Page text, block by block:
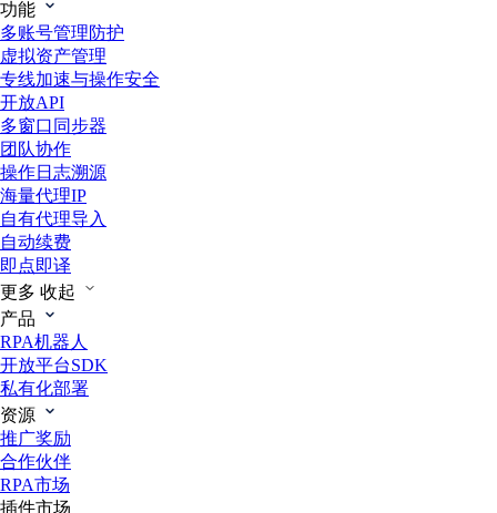
功能
多账号管理防护
虚拟资产管理
专线加速与操作安全
开放API
多窗口同步器
团队协作
操作日志溯源
海量代理IP
自有代理导入
自动续费
即点即译
更多 收起
产品
RPA机器人
开放平台SDK
私有化部署
资源
推广奖励
合作伙伴
RPA市场
插件市场